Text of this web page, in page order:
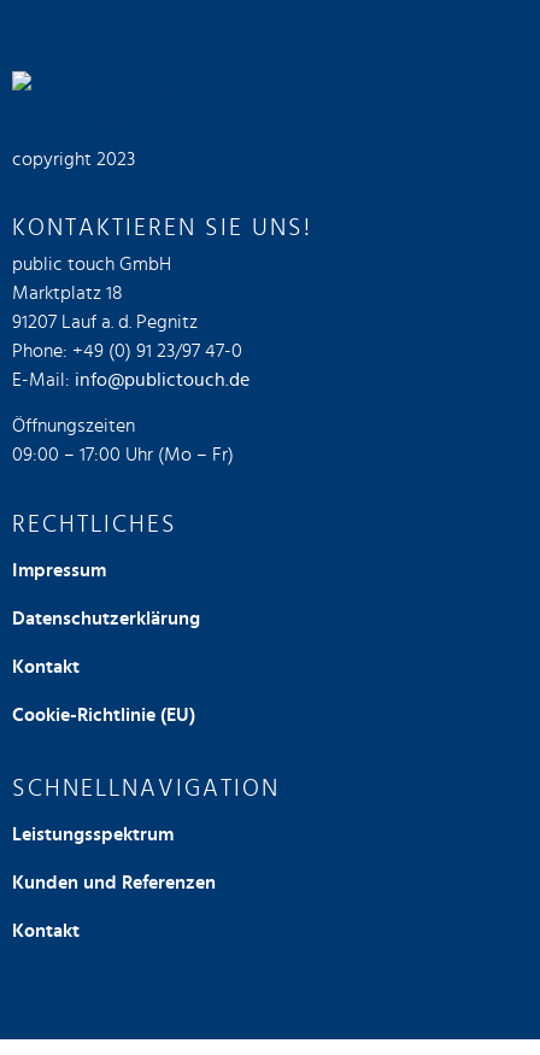
copyright 2023
KONTAKTIEREN SIE UNS!
public touch GmbH
Marktplatz 18
91207 Lauf a. d. Pegnitz
Phone: +49 (0) 91 23/97 47-0
E-Mail: info@publictouch.de
Öffnungszeiten
09:00 – 17:00 Uhr (Mo – Fr)
RECHTLICHES
Impressum
Datenschutzerklärung
Kontakt
Cookie-Richtlinie (EU)
SCHNELLNAVIGATION
Leistungsspektrum
Kunden und Referenzen
Kontakt